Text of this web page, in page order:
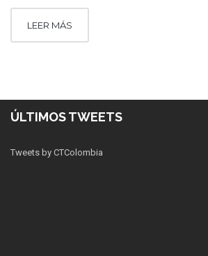
LEER MÁS
ÚLTIMOS TWEETS
Tweets by CTColombia